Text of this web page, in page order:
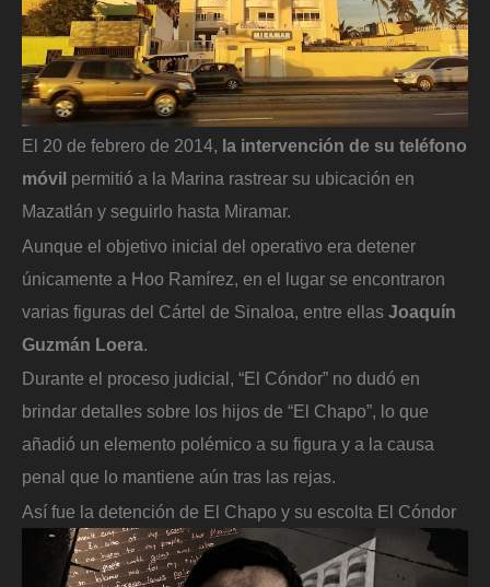
El 20 de febrero de 2014, la intervención de su teléfono
móvil permitió a la Marina rastrear su ubicación en
Mazatlán y seguirlo hasta Miramar.
Aunque el objetivo inicial del operativo era detener
únicamente a Hoo Ramírez, en el lugar se encontraron
varias figuras del Cártel de Sinaloa, entre ellas Joaquín
Guzmán Loera.
Durante el proceso judicial, “El Cóndor” no dudó en
brindar detalles sobre los hijos de “El Chapo”, lo que
añadió un elemento polémico a su figura y a la causa
penal que lo mantiene aún tras las rejas.
Así fue la detención de El Chapo y su escolta El Cóndor